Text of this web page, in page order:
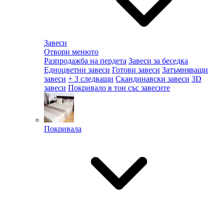
Завеси
Отвори менюто
Разпродажба на пердета Завеси за беседка
Едноцветни завеси Готови завеси Затъмняващи
завеси + 3 следващи Скандинавски завеси 3D
завеси Покривало в тон със завесите
Покривала